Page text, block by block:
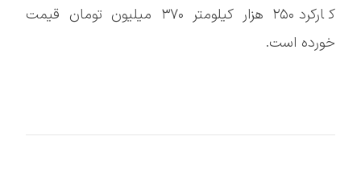
کارکرد ۲۵۰ هزار کیلومتر ۳۷۰ میلیون تومان قیمت
خورده است.